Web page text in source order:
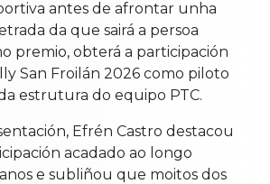
antes de afrontar unha
da que sairá a persoa
premio, obterá a participación
San Froilán 2026 como piloto
estrutura do equipo PTC.
Efrén Castro destacou
acadado ao longo
e subliñou que moitos dos